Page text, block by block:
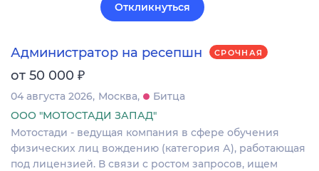
Откликнуться
Администратор на ресепшн СРОЧНАЯ
от 50 000 ₽
04 августа 2026 Москва
Битца
ООО "МОТОСТАДИ ЗАПАД"
Мотостади - ведущая компания в сфере обучения
физических лиц вождению (категория А), работающая
под лицензией. В связи с ростом запросов, ищем